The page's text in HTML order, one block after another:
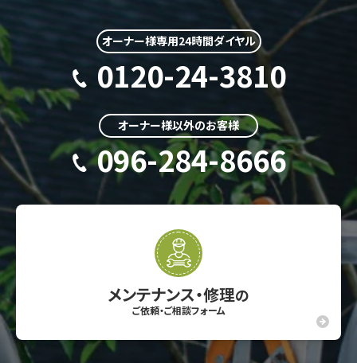
オーナー様専用24時間ダイヤル
0120-24-3810
オーナー様以外のお客様
096-284-8666
メンテナンス・修理の
ご依頼・ご相談フォーム